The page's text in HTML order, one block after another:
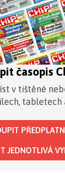
časopis
v tištěné
tabletech
JEDNOTLIVÁ